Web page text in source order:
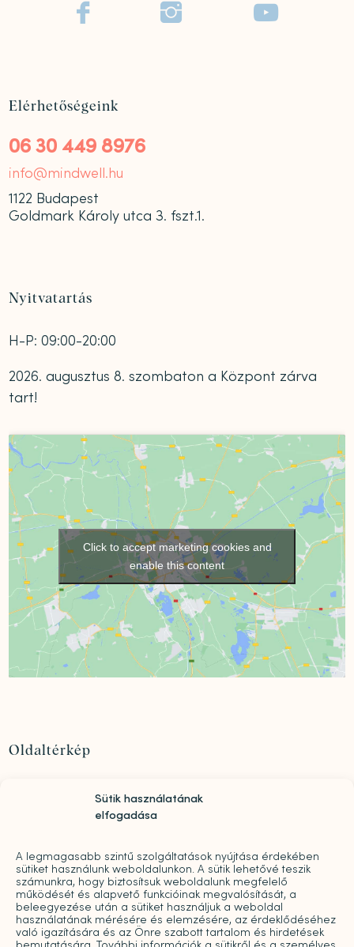
Sütik használatának
elfogadása
A legmagasabb szintű szolgáltatások nyújtása érdekében
sütiket használunk weboldalunkon. A sütik lehetővé teszik
számunkra, hogy biztosítsuk weboldalunk megfelelő
működését és alapvető funkcióinak megvalósítását, a
beleegyezése után a sütiket használjuk a weboldal
használatának mérésére és elemzésére, az érdeklődéséhez
való igazítására és az Önre szabott tartalom és hirdetések
  
Elérhetőségeink
06 30 449 8976
info@mindwell.hu
1122 Budapest
Goldmark Károly utca 3. fszt.1.
Nyitvatartás
H-P: 09:00-20:00
2026. augusztus 8. szombaton a Központ zárva
tart!
Click to accept marketing cookies and
enable this content
Oldaltérkép
Szolgáltatások
díjazására
Sajtó
Pro bono
Árak
Kapcsolat